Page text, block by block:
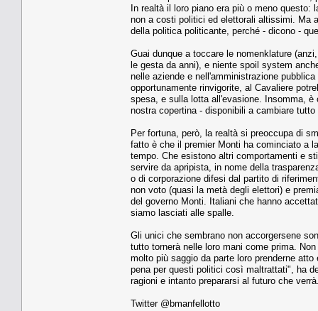
In realtà il loro piano era più o meno
non a costi politici ed elettorali altissimi. Ma
della politica politicante, perché - dicono -
Guai dunque a toccare le nomenklature
le gesta da anni), e niente spoil system
nelle aziende e nell'amministrazione
opportunamente rinvigorite, al Cavaliere
spesa, e sulla lotta all'evasione. Insomma,
nostra copertina - disponibili a cambiare
Per fortuna, però, la realtà si preoccupa di
fatto è che il premier Monti ha cominciato a
tempo. Che esistono altri comportamenti e
servire da apripista, in nome della
o di corporazione difesi dal partito di
non voto (quasi la metà degli elettori) e
del governo Monti. Italiani che hanno
siamo lasciati alle spalle.
Gli unici che sembrano non accorgersene
tutto tornerà nelle loro mani come prima.
molto più saggio da parte loro prenderne
pena per questi politici così maltrattati", ha
ragioni e intanto prepararsi al futuro che
Twitter @bmanfellotto